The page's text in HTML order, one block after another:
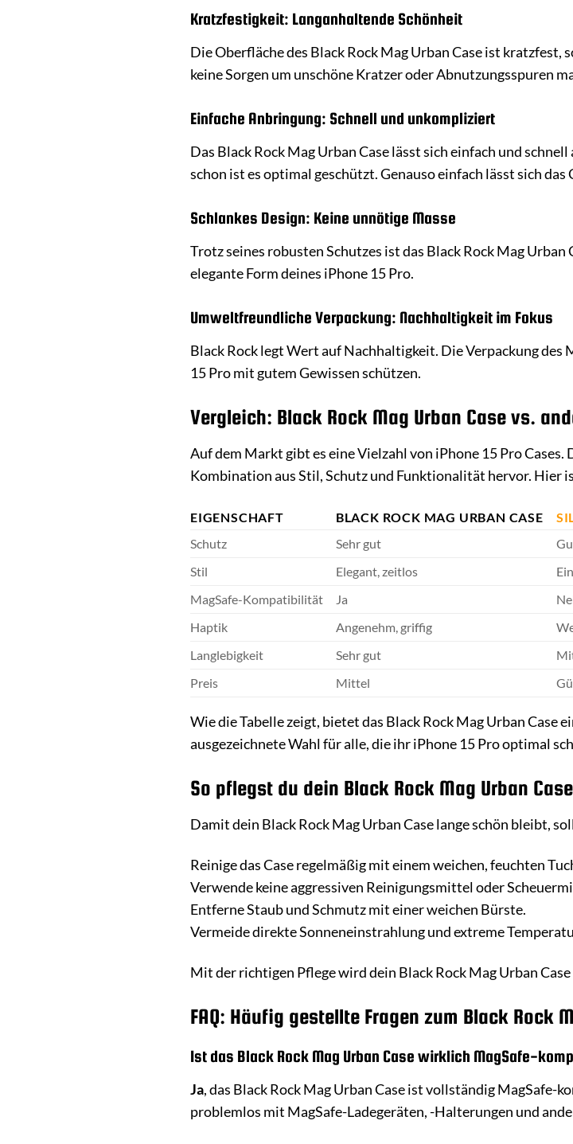
Kratzfestigkeit: Langanhaltende Schönheit
Die Oberfläche des Black Rock Mag Urban Case ist kratzfest,
keine Sorgen um unschöne Kratzer oder Abnutzungsspuren
Einfache Anbringung: Schnell und unkompliziert
Das Black Rock Mag Urban Case lässt sich einfach und
schon ist es optimal geschützt. Genauso einfach lässt sich das
Schlankes Design: Keine unnötige Masse
Trotz seines robusten Schutzes ist das Black Rock Mag
elegante Form deines iPhone 15 Pro.
Umweltfreundliche Verpackung: Nachhaltigkeit im Fokus
Black Rock legt Wert auf Nachhaltigkeit. Die Verpackung
15 Pro mit gutem Gewissen schützen.
Vergleich: Black Rock Mag Urban Case vs.
Auf dem Markt gibt es eine Vielzahl von iPhone 15 Pro
Kombination aus Stil, Schutz und Funktionalität hervor. Hier
EIGENSCHAFT BLACK ROCK MAG URBAN CASE
Schutz
Sehr gut
Stil
Elegant, zeitlos
MagSafe-Kompatibilität
Ja
Haptik
Angenehm, griffig
Langlebigkeit
Sehr gut
Preis
Mittel
Wie die Tabelle zeigt, bietet das Black Rock Mag Urban
ausgezeichnete Wahl für alle, die ihr iPhone 15 Pro optimal
So pflegst du dein Black Rock Mag Urban Case
Damit dein Black Rock Mag Urban Case lange schön bleibt,
Reinige das Case regelmäßig mit einem weichen, feuchten
Verwende keine aggressiven Reinigungsmittel oder
Entferne Staub und Schmutz mit einer weichen Bürste.
Vermeide direkte Sonneneinstrahlung und extreme
Mit der richtigen Pflege wird dein Black Rock Mag Urban
FAQ: Häufig gestellte Fragen zum Black Rock
Ist das Black Rock Mag Urban Case wirklich MagSafe-
Ja, das Black Rock Mag Urban Case ist vollständig
problemlos mit MagSafe-Ladegeräten, -Halterungen und